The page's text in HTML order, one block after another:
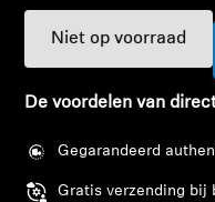
Innovaties
Sound Space
Support
Niet op voorraad
De voordelen van
Gegarandeerd
Gratis verzending bij